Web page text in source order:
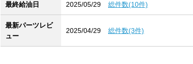
最終給油日 2025/05/29 総件数(10件)
最新パーツレビ
ュー
2025/04/29 総件数(3件)